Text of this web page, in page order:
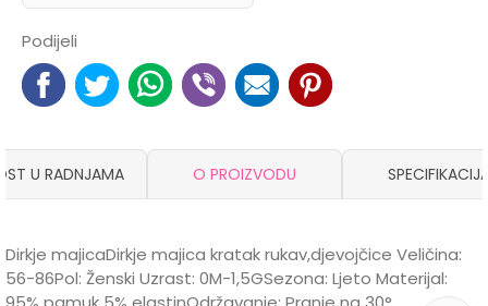
Podijeli
U RADNJAMA O PROIZVODU
Dirkje majicaDirkje majica kratak rukav,djevojčice Veličina:
56-86Pol: Ženski Uzrast: 0M-1,5GSezona: Ljeto Materijal: